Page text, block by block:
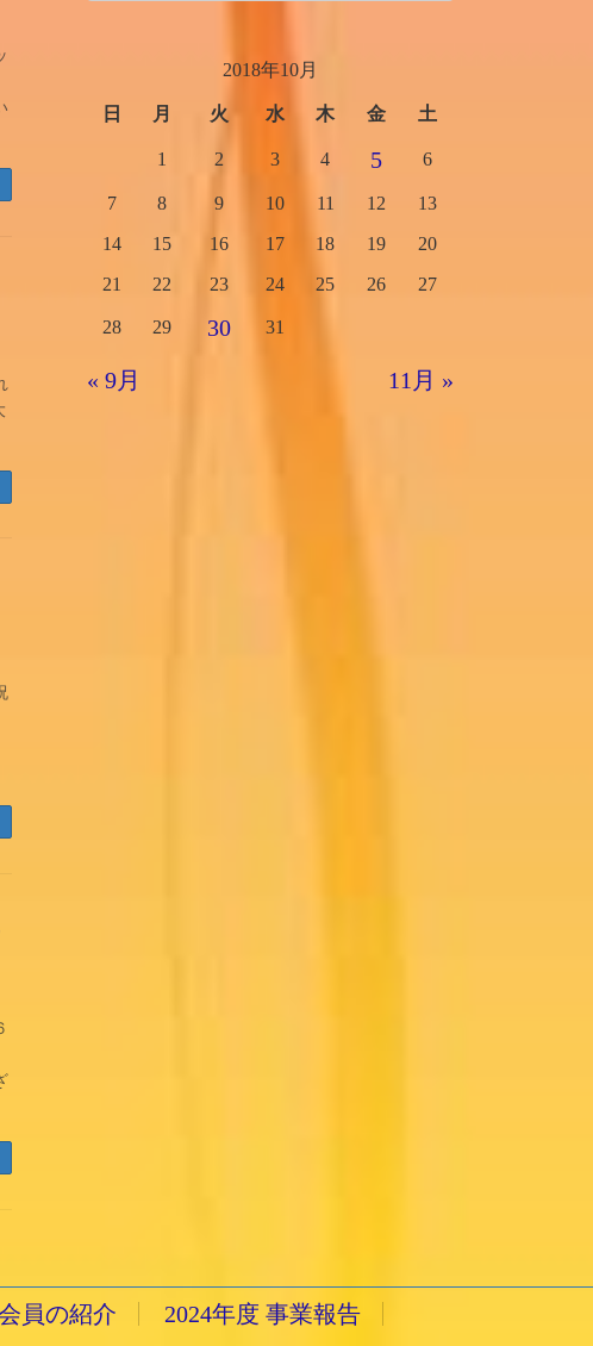
2018年10月
日 月 火 水 木 金 土
1 2 3 4 5 6
7 8 9 10 11 12
13
14
15 16 17 18 19
20
21
22 23 24 25 26 27
28 29 30 31
« 9月 11月 »
員の紹介
2024年度 事業報告